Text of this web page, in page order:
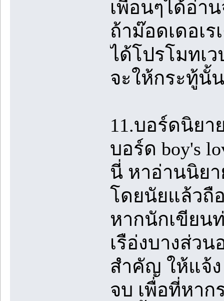
เพื่อนๆได้อ่า
ถ้าม๊อดเดอเ
ได้โปรโมทเ
จะให้กระทู้นั้
11.บอร์ดนิย
บอร์ด boy's
นี่ หาอ่านนิย
โดยนัยแล้วถื
หากนักเขียน
เรือ่งบางส่ว
สำคัญ ให้แจ้ง
จบ เพื่อที่หาก